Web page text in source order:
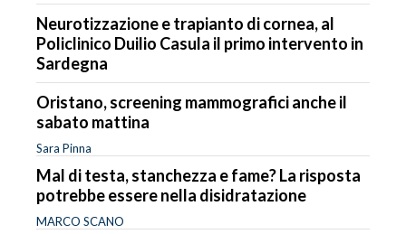
Neurotizzazione e trapianto di cornea, al
Policlinico Duilio Casula il primo intervento in
Sardegna
Oristano, screening mammografici anche il
sabato mattina
Sara Pinna
Mal di testa, stanchezza e fame? La risposta
potrebbe essere nella disidratazione
MARCO SCANO